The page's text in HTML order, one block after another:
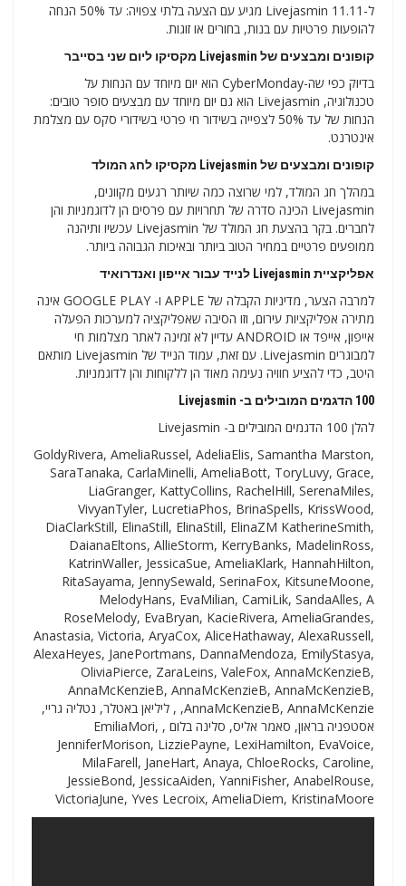
ל-11.11 Livejasmin מגיע עם הצעה בלתי צפויה: עד 50% הנחה
להופעות פרטיות עם בנות, בחורים או זוגות.
קופונים ומבצעים של Livejasmin מקסיקו ליום שני בסייבר
בדיוק כפי שה-Cyber​​Monday הוא יום מיוחד עם הנחות על
טכנולוגיה, Livejasmin הוא גם יום מיוחד עם מבצעים סופר טובים:
הנחות של עד 50% לצפייה בשידור חי פרטי בשידורי סקס עם מצלמת
אינטרנט.
קופונים ומבצעים של Livejasmin מקסיקו לחג המולד
במהלך חג המולד, למי שרוצה כמה שיותר רגעים מקוונים,
Livejasmin הכינה סדרה של תחרויות עם פרסים הן לדוגמניות והן
לחברים. בקר בהצעת חג המולד של Livejasmin עכשיו ותיהנה
ממופעים פרטיים במחיר הטוב ביותר ובאיכות הגבוהה ביותר.
אפליקציית Livejasmin לנייד עבור אייפון ואנדרואיד
למרבה הצער, מדיניות הקבלה של APPLE ו- GOOGLE PLAY אינה
מתירה אפליקציות עירום, וזו הסיבה שאפליקציה למערכות הפעלה
אייפון, אייפד או ANDROID עדיין לא זמינה לאתר מצלמות חי
למבוגרים Livejasmin. עם זאת, עמוד הנייד של Livejasmin מותאם
היטב, כדי להציע חוויה נעימה מאוד הן ללקוחות והן לדוגמניות.
100 הדגמים המובילים ב- Livejasmin
להלן 100 הדגמים המובילים ב- Livejasmin
GoldyRivera, AmeliaRussel, AdeliaElis, Samantha Marston,
SaraTanaka, CarlaMinelli, AmeliaBott, ToryLuvy, Grace,
LiaGranger, KattyCollins, RachelHill, SerenaMiles,
VivyanTyler, LucretiaPhos, BrinaSpells, KrissWood,
DiaClarkStill, ElinaStill, ElinaStill, ElinaZM KatherineSmith,
DaianaEltons, AllieStorm, KerryBanks, MadelinRoss,
KatrinWaller, JessicaSue, AmeliaKlark, HannahHilton,
RitaSayama, JennySewald, SerinaFox, KitsuneMoone,
MelodyHans, EvaMilian, CamiLik, SandaAlles, A
RoseMelody, EvaBryan, KacieRivera, AmeliaGrandes,
Anastasia, Victoria, AryaCox, AliceHathaway, AlexaRussell,
AlexaHeyes, JanePortmans, DannaMendoza, EmilyStasya,
OliviaPierce, ZaraLeins, ValeFox, AnnaMcKenzieB,
AnnaMcKenzieB, AnnaMcKenzieB, AnnaMcKenzieB,
AnnaMcKenzieB, AnnaMcKenzie, , ליליאן באטלר, נטליה גריי,
אסטפניה בראון, סאמר אליס, סלינה בלום , EmiliaMori,
JenniferMorison, LizziePayne, LexiHamilton, EvaVoice,
MilaFarell, JaneHart, Anaya, ChloeRocks, Caroline,
JessieBond, JessicaAiden, YanniFisher, AnabelRouse,
VictoriaJune, Yves Lecroix, AmeliaDiem, KristinaMoore